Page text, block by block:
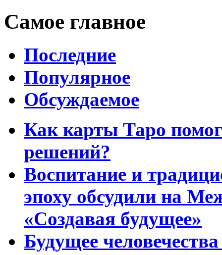
Самое главное
Последние
Популярное
Обсуждаемое
Как карты Таро
решений?
Воспитание и
эпоху обсудили на
«Создавая будущее»
Будущее